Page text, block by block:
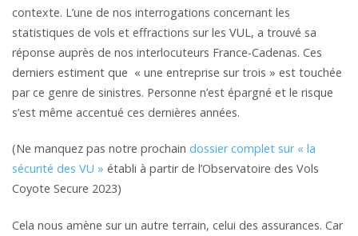
contexte. L’une de nos interrogations concernant les
statistiques de vols et effractions sur les VUL, a trouvé sa
réponse auprès de nos interlocuteurs France-Cadenas. Ces
derniers estiment que « une entreprise sur trois » est touchée
par ce genre de sinistres. Personne n’est épargné et le risque
s’est même accentué ces dernières années.
(Ne manquez pas notre prochain dossier complet sur « la
sécurité des VU » établi à partir de l’Observatoire des Vols
Coyote Secure 2023)
Cela nous amène sur un autre terrain, celui des assurances. Car